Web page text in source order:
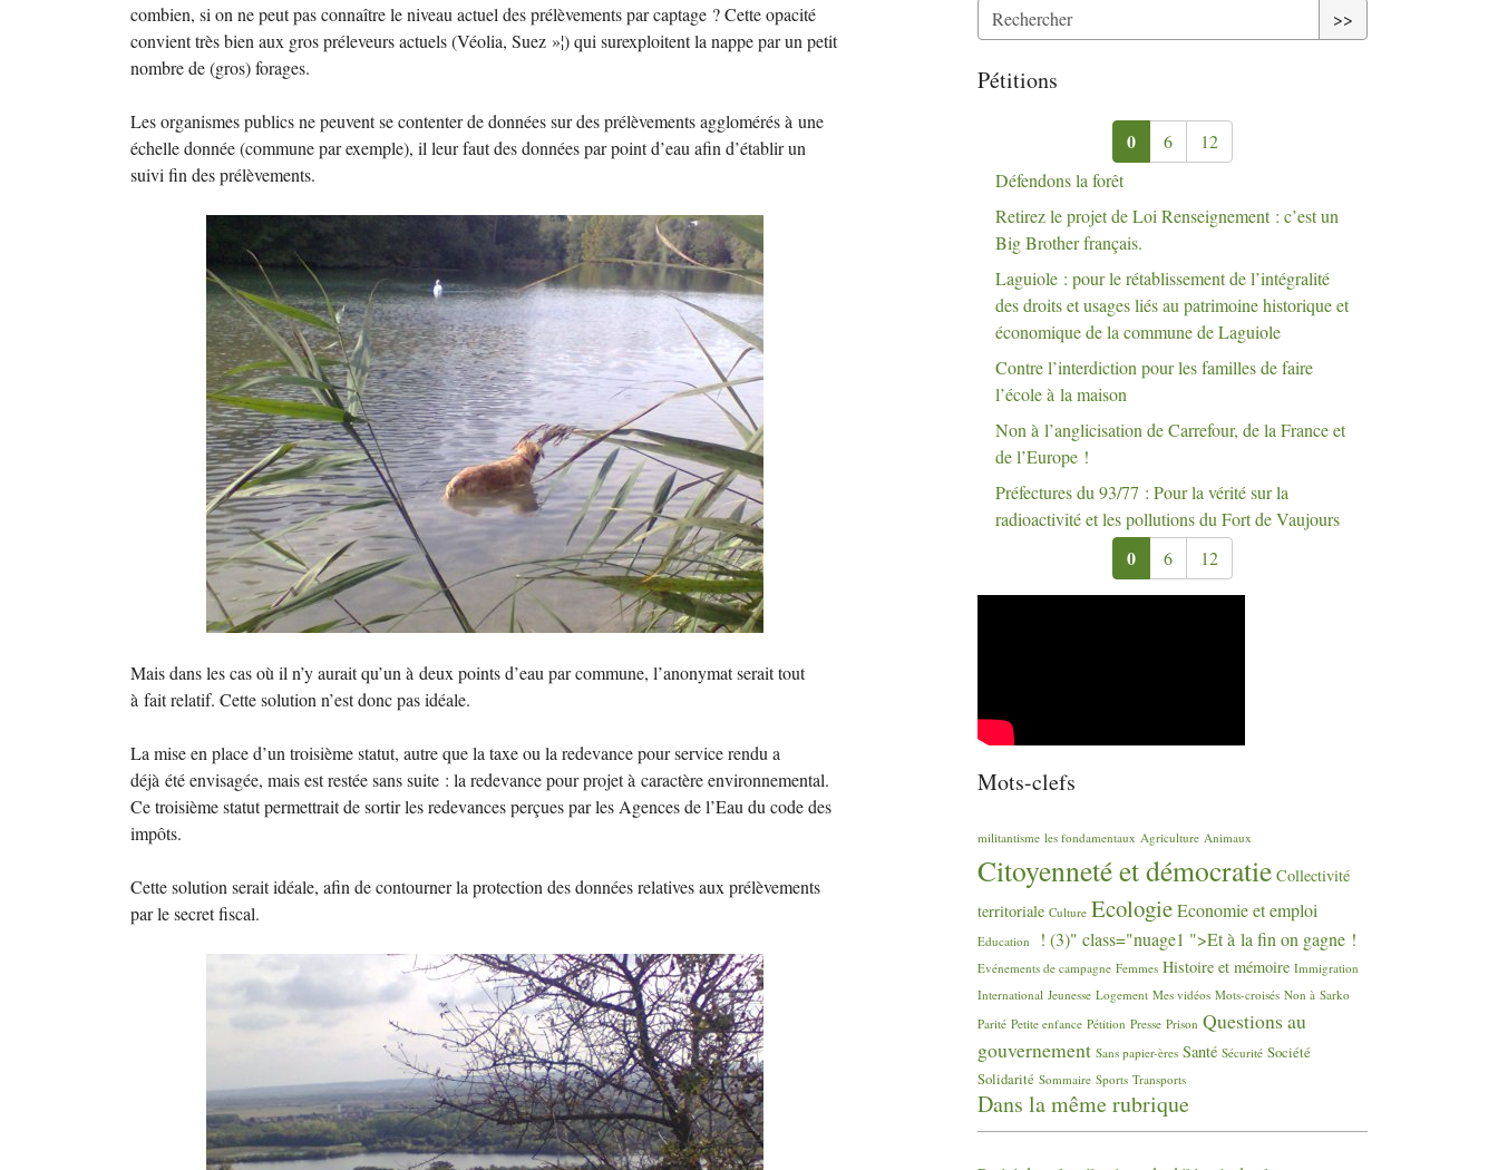
combien, si on ne peut pas connaître le niveau actuel des prélèvements par captage ? Cette opacité
convient très bien aux gros préleveurs actuels (Véolia, Suez »¦) qui surexploitent la nappe par un petit
nombre de (gros) forages.
Les organismes publics ne peuvent se contenter de données sur des prélèvements agglomérés à une
échelle donnée (commune par exemple), il leur faut des données par point d’eau afin d’établir un
suivi fin des prélèvements.
Mais dans les cas où il n’y aurait qu’un à deux points d’eau par commune, l’anonymat serait tout
à fait relatif. Cette solution n’est donc pas idéale.
La mise en place d’un troisième statut, autre que la taxe ou la redevance pour service rendu a
déjà été envisagée, mais est restée sans suite : la redevance pour projet à caractère environnemental.
Ce troisième statut permettrait de sortir les redevances perçues par les Agences de l’Eau du code des
impôts.
Cette solution serait idéale, afin de contourner la protection des données relatives aux prélèvements
par le secret fiscal.
>>
Pétitions
0 6
12
Défendons la forêt
Retirez le projet de Loi Renseignement : c’est un
Big Brother français.
Laguiole : pour le rétablissement de l’intégralité
des droits et usages liés au patrimoine historique et
économique de la commune de Laguiole
Contre l’interdiction pour les familles de faire
l’école à la maison
Non à l’anglicisation de Carrefour, de la France et
de l’Europe !
Préfectures du 93/77 : Pour la vérité sur la
radioactivité et les pollutions du Fort de Vaujours
0 6 12
Mots-clefs
militantisme les fondamentaux Agriculture Animaux
Citoyenneté et démocratie Collectivité
territoriale Culture EcologieEconomie et emploi
Education ! (3)" class="nuage1 ">Et à la fin on gagne !
Evénements de campagne Femmes Histoire et mémoire Immigration
International Jeunesse Logement Mes vidéos Mots-croisés Non à Sarko
Parité Petite enfance Pétition Presse Prison Questions au
gouvernement Sans papier-ères Santé Sécurité Société
Solidarité Sommaire Sports Transports
Dans la même rubrique